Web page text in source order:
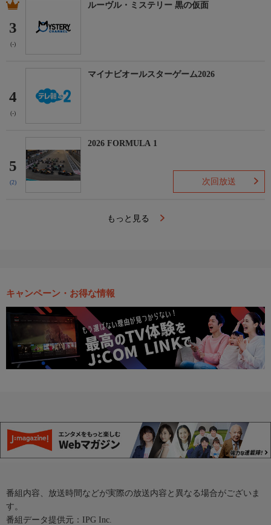
3
(-)
ルーヴル・ミステリー 黒の仮面
4
(-)
マイナビオールスターゲーム2026
5
(2)
2026 FORMULA 1
次回放送
もっと見る
キャンペーン・お得な情報
番組内容、放送時間などが実際の放送内容と異なる場合がございま
す。
番組データ提供元：IPG Inc.